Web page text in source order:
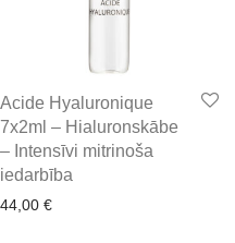
Acide Hyaluronique
7x2ml – Hialuronskābe
– Intensīvi mitrinoša
iedarbība
44,00 €